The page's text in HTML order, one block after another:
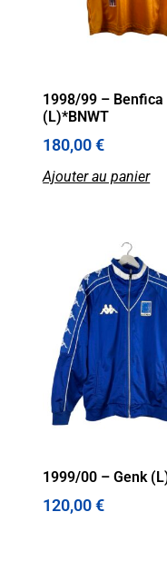
1998/99 – Benfica
(L)*BNWT
180,00€
Ajouter au panier
1999/00 – Genk
120,00€